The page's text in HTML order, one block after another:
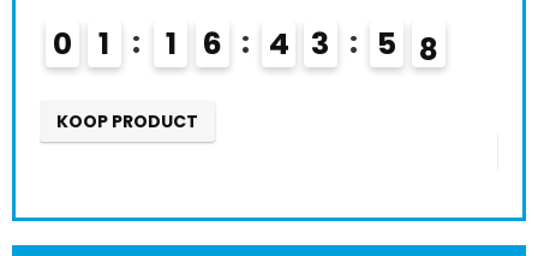
6 4 3 5
6
0 2